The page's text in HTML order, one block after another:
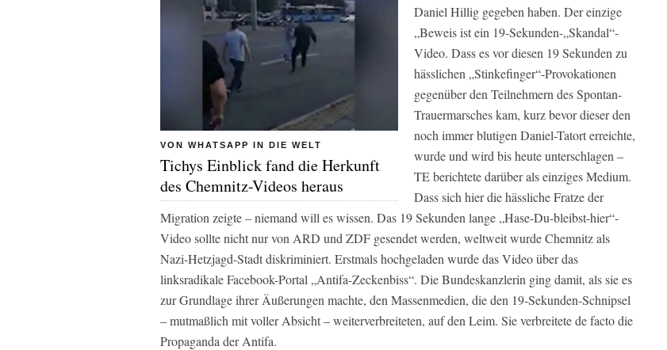
VON WHATSAPP IN DIE WELT
Tichys Einblick fand die Herkunft
des Chemnitz-Videos heraus
Daniel Hillig gegeben haben. Der einzige
„Beweis ist ein 19-Sekunden-„Skandal“-
Video. Dass es vor diesen 19 Sekunden zu
hässlichen „Stinkefinger“-Provokationen
gegenüber den Teilnehmern des Spontan-
Trauermarsches kam, kurz bevor dieser den
noch immer blutigen Daniel-Tatort erreichte,
wurde und wird bis heute unterschlagen –
TE berichtete darüber als einziges Medium.
Dass sich hier die hässliche Fratze der
Migration zeigte – niemand will es wissen. Das 19 Sekunden lange „Hase-Du-bleibst-hier“-
Video sollte nicht nur von ARD und ZDF gesendet werden, weltweit wurde Chemnitz als
Nazi-Hetzjagd-Stadt diskriminiert. Erstmals hochgeladen wurde das Video über das
linksradikale Facebook-Portal „Antifa-Zeckenbiss“. Die Bundeskanzlerin ging damit, als sie es
zur Grundlage ihrer Äußerungen machte, den Massenmedien, die den 19-Sekunden-Schnipsel
– mutmaßlich mit voller Absicht – weiterverbreiteten, auf den Leim. Sie verbreitete de facto die
Propaganda der Antifa.